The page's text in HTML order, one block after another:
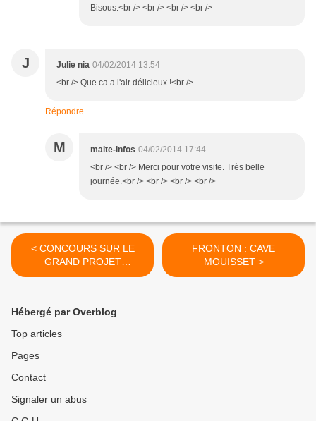
Bisous.<br /> <br /> <br /> <br />
J Julie nia 04/02/2014 13:54
<br /> Que ca a l'air délicieux !<br />
Répondre
M maite-infos 04/02/2014 17:44
<br /> <br /> Merci pour votre visite. Très belle
journée.<br /> <br /> <br /> <br />
< CONCOURS SUR LE
GRAND PROJET
INTERGENERATIONNEL
FRONTON : CAVE
MOUISSET >
Hébergé par Overblog
Top articles
Pages
Contact
Signaler un abus